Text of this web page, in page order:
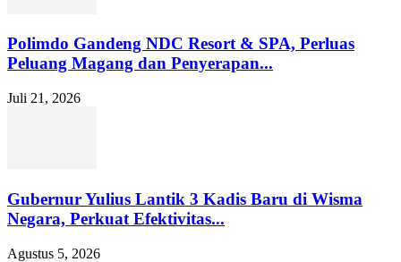
Polimdo Gandeng NDC Resort & SPA, Perluas
Peluang Magang dan Penyerapan...
Juli 21, 2026
Gubernur Yulius Lantik 3 Kadis Baru di Wisma
Negara, Perkuat Efektivitas...
Agustus 5, 2026